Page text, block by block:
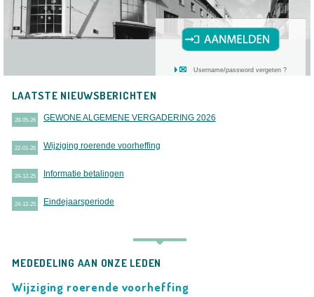
Username/password vergeten ?
LAATSTE NIEUWSBERICHTEN
28-05-26 GEWONE ALGEMENE VERGADERING 2026
22-01-26 Wijziging roerende voorheffing
24-12-25 Informatie betalingen
24-12-25 Eindejaarsperiode
MEDEDELING AAN ONZE LEDEN
Wijziging roerende voorheffing